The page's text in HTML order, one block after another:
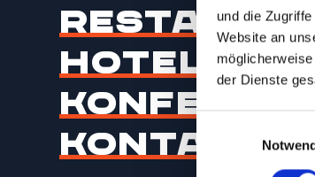
und die
Website an
der Dienste
Einwilligungsauswahl
Hotel
Kontakt